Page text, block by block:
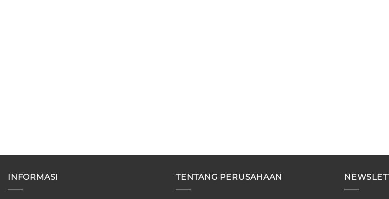
INFORMASI TENTANG PERUSAHAAN